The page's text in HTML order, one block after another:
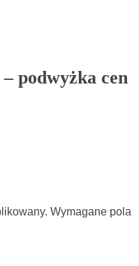
podwyżka cen
Wymagane pola